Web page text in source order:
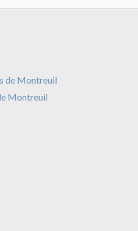
Montreuil